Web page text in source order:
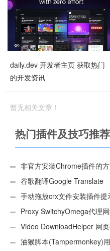
daily.dev 开发者主页 获取热门
的开发资讯
暂无相关文章！
热门插件及技巧推荐
非官方安装Chrome插件的
谷歌翻译Google Translate
手动拖放crx文件安装插件提
效:“CEX_HEADER_INVALID”
Proxy SwitchyOmega代理
Video DownloadHelper 网
油猴脚本(Tampermonkey)